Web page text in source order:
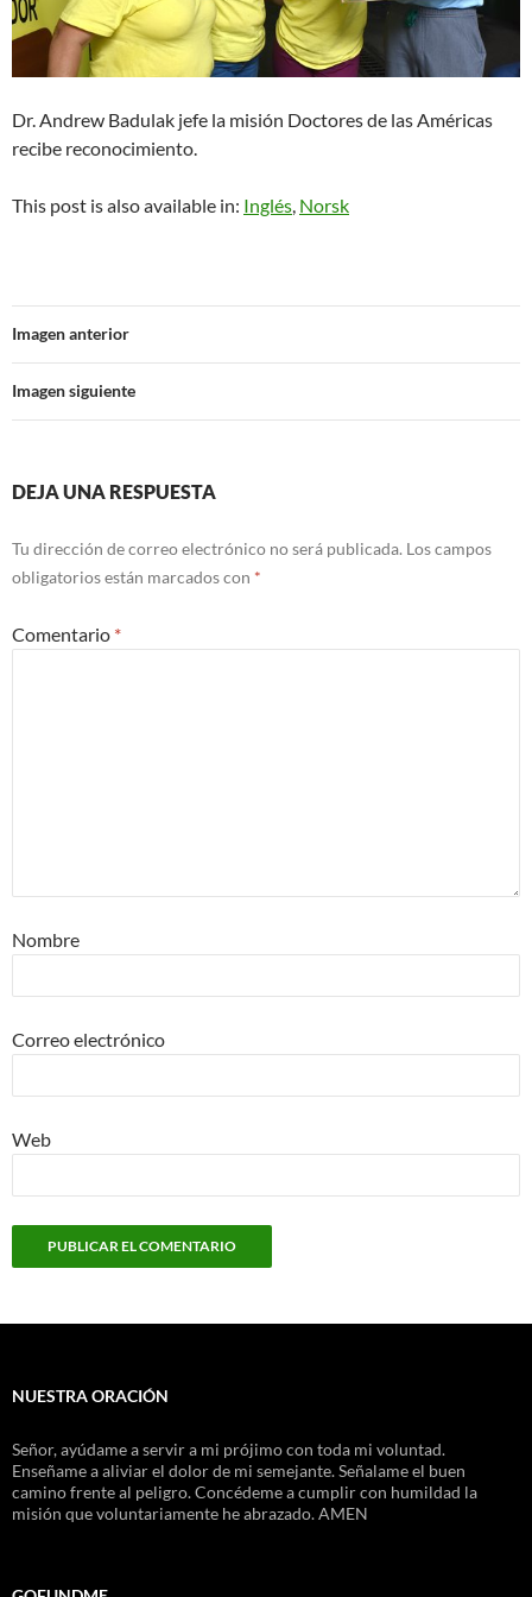
Dr. Andrew Badulak jefe la misión Doctores de las Américas
recibe reconocimiento.
This post is also available in: Inglés Norsk
Imagen anterior
Imagen siguiente
DEJA UNA RESPUESTA
Tu dirección de correo electrónico no será publicada. Los campos
obligatorios están marcados con *
Comentario *
Nombre
Correo electrónico
Web
NUESTRA ORACIÓN
Señor, ayúdame a servir a mi prójimo con toda mi voluntad.
Enseñame a aliviar el dolor de mi semejante. Señalame el buen
camino frente al peligro. Concédeme a cumplir con humildad la
misión que voluntariamente he abrazado. AMEN